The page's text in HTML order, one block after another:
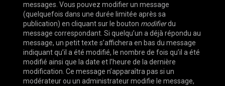
messages. Vous pouvez modifier un message
(quelquefois dans une durée limitée après sa
publication) en cliquant sur le bouton modifierdu
message correspondant. Si quelqu’un a déjà répondu au
message, un petit texte s’affichera en bas du message
indiquant qu’il a été modifié, le nombre de fois qu’il a été
modifié ainsi que la date et l’heure de la dernière
modification. Ce message n’apparaîtra pas si un
modérateur ou un administrateur modifie le message,